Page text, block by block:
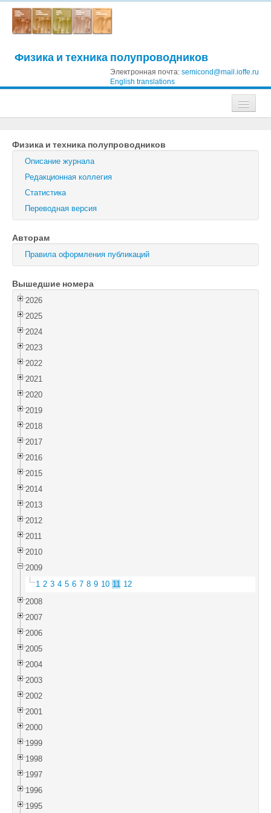
Физика и техника полупроводников
Электронная почта: semicond@mail.ioffe.ru
English translations
Журнал технической физики
Письма в Журнал технической физики
Физика твердого тела
Физика и техника полупроводников
Оптика и спектроскопия
Поиск
Войти
Физика и техника полупроводников
Описание журнала
Редакционная коллегия
Статистика
Переводная версия
Авторам
Правила оформления публикаций
Вышедшие номера
2026
2025
2024
2023
2022
2021
2020
2019
2018
2017
2016
2015
2014
2013
2012
2011
2010
2009
1 2 3 4 5 6 7 8 9 10 11 12
2008
2007
2006
2005
2004
2003
2002
2001
2000
1999
1998
1997
1996
1995